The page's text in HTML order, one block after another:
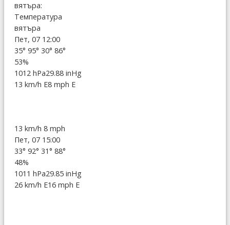
вятъра:
Температура
вятъра
Пет, 07 12:00
35° 95° 30° 86°
53%
1012 hPa29.88 inHg
13 km/h E8 mph E
13 km/h 8 mph
Пет, 07 15:00
33° 92° 31° 88°
48%
1011 hPa29.85 inHg
26 km/h E16 mph E